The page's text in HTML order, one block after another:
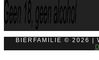
BIERFAMILIE © 2026 |